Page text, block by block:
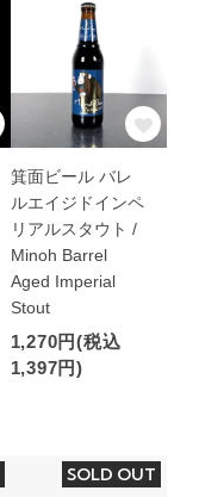
箕面ビール バレ
ルエイジドインペ
リアルスタウト /
Minoh Barrel
Aged Imperial
Stout
1,270円(税込
1,397円)
SOLD OUT